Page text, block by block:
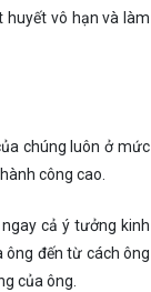
huyết vô hạn và làm
chúng luôn ở mức
công cao.
cả ý tưởng kinh
ông đến từ cách ông
của ông.